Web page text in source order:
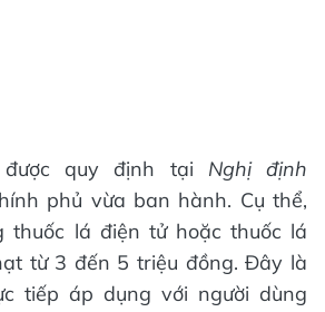
quy định tại Nghị định
phủ vừa ban hành. Cụ thể,
thuốc lá điện tử hoặc thuốc lá
từ 3 đến 5 triệu đồng. Đây là
tiếp áp dụng với người dùng